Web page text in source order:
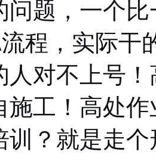
问题，一个
程，实际干
人对不上号
施工！高处
训？就是走